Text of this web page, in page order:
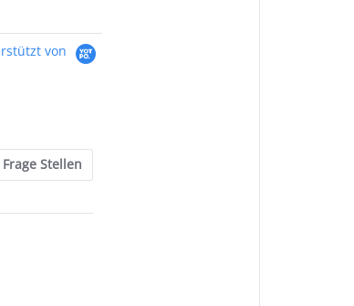
von
Frage Stellen